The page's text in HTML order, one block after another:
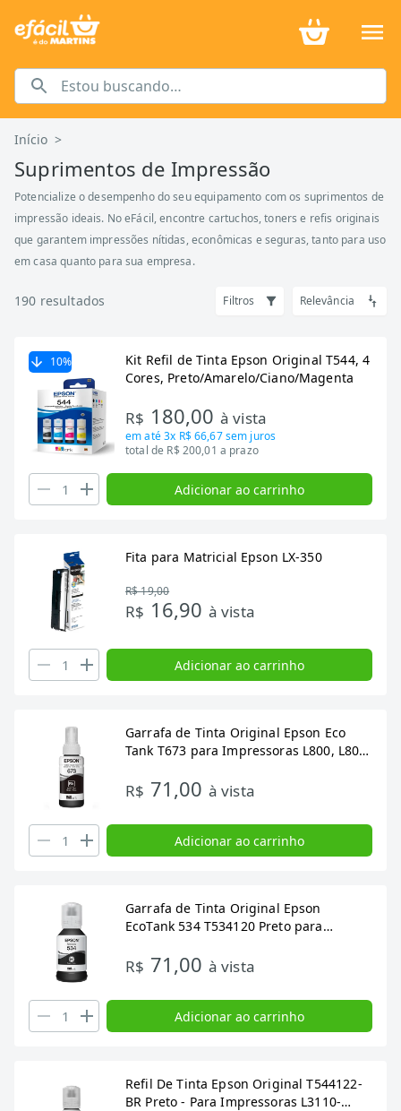
Início >
Suprimentos de Impressão
Potencialize o desempenho do seu equipamento com os suprimentos de
impressão ideais. No eFácil, encontre cartuchos, toners e refis originais
que garantem impressões nítidas, econômicas e seguras, tanto para uso
em casa quanto para sua empresa.
190 resultados Filtros Relevância
10%
Kit Refil de Tinta Epson Original T544, 4
Cores, Preto/Amarelo/Ciano/Magenta
R$ 180,00 à vista
em até3x R$ 66,67sem juros
total de R$ 200,01 a prazo
Adicionar ao carrinho
Fita para Matricial Epson LX-350
R$ 19,00
R$ 16,90 à vista
Adicionar ao carrinho
Garrafa de Tinta Original Epson Eco
Tank T673 para Impressoras L800, L805,
R$ 71,00 à vista
Adicionar ao carrinho
Garrafa de Tinta Original Epson
EcoTank 534 T534120 Preto para
R$ 71,00 à vista
Adicionar ao carrinho
Refil De Tinta Epson Original T544122-
BR Preto - Para Impressoras L3110-